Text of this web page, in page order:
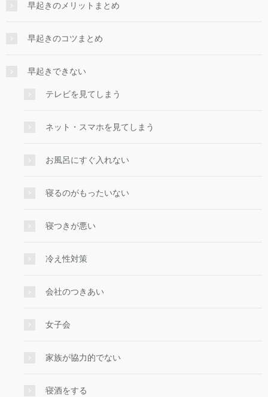
早起きのメリットまとめ
早起きのコツまとめ
早起きできない
テレビを見てしまう
ネット・スマホを見てしまう
お風呂にすぐ入れない
寝るのがもったいない
寝つきが悪い
冷え性対策
会社のつきあい
女子会
家族が協力的でない
寝酒をする